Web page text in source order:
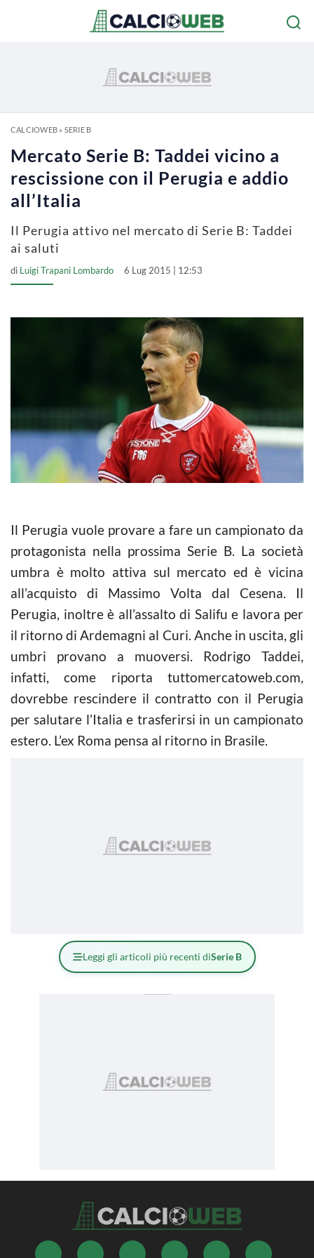
CALCIOWEB» SERIE B
Mercato Serie B: Taddei vicino a
rescissione con il Perugia e addio
all’Italia
Il Perugia attivo nel mercato di Serie B: Taddei
ai saluti
di Luigi Trapani Lombardo 6 Lug 2015 | 12:53
Il Perugia vuole provare a fare un campionato da
protagonista nella prossima Serie B. La società
umbra è molto attiva sul mercato ed è vicina
all’acquisto di Massimo Volta dal Cesena. Il
Perugia, inoltre è all’assalto di Salifu e lavora per
il ritorno di Ardemagni al Curi. Anche in uscita, gli
umbri provano a muoversi. Rodrigo Taddei,
infatti, come riporta tuttomercatoweb.com,
dovrebbe rescindere il contratto con il Perugia
per salutare l’Italia e trasferirsi in un campionato
estero. L’ex Roma pensa al ritorno in Brasile.
Leggi gli articoli più recenti diSerie B